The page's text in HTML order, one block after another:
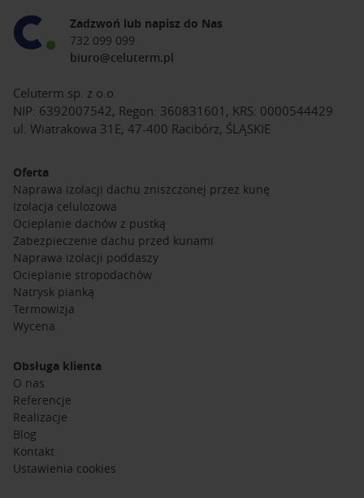
Zadzwoń lub napisz do Nas
732 099 099
biuro@celuterm.pl
Celuterm sp. z o.o.
NIP: 6392007542, Regon: 360831601, KRS: 0000544429
ul. Wiatrakowa 31E, 47-400 Racibórz, ŚLĄSKIE
Oferta
Naprawa izolacji dachu zniszczonej przez kunę
Izolacja celulozowa
Ocieplanie dachów z pustką
Zabezpieczenie dachu przed kunami
Naprawa izolacji poddaszy
Ocieplanie stropodachów
Natrysk pianką
Termowizja
Wycena
Obsługa klienta
O nas
Referencje
Realizacje
Blog
Kontakt
Ustawienia cookies